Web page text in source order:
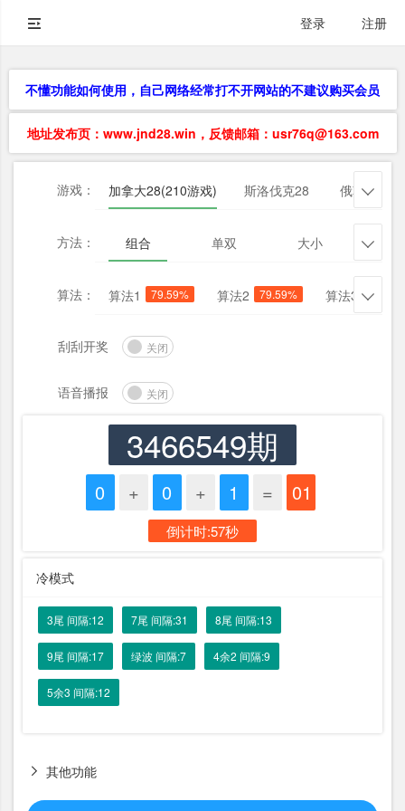
登录 注册
不懂功能如何使用，自己网络经常打不开网站的不建议购买会员
地址发布页：www.jnd28.win，反馈邮箱：usr76q@163.com
游戏： 加拿大28(210游戏) 斯洛伐克28 俄勒冈28

方法： 组合 单双 大小 
算法： 算法1 79.59% 算法2 79.59% 算法3 65.31%

刮刮开奖 关闭
语音播报 关闭
3466549期
0 + 0 + 1 = 01
倒计时:57秒
冷模式
3尾 间隔:12 7尾 间隔:31 8尾 间隔:13
9尾 间隔:17 绿波 间隔:7 4余2 间隔:9
5余3 间隔:12
其他功能
